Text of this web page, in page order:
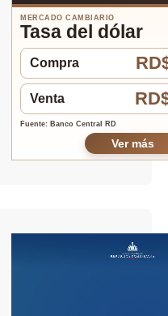
MERCADO CAMBIARIO
Tasa del dólar
Compra
Venta
Fuente: Banco Central RD
Ver más